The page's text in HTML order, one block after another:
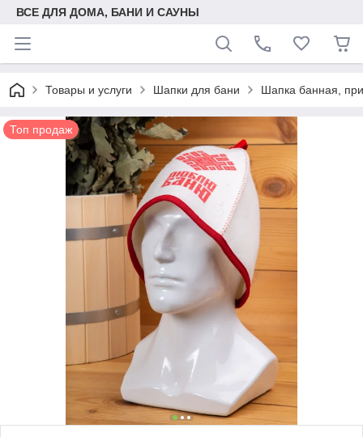
ВСЕ ДЛЯ ДОМА, БАНИ И САУНЫ
Товары и услуги Шапки для бани Шапка банная,
Топ продаж